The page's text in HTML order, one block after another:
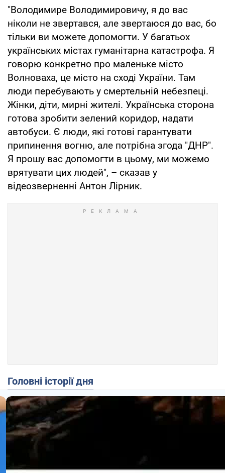
"Володимире Володимировичу, я до вас
ніколи не звертався, але звертаюся до вас, бо
тільки ви можете допомогти. У багатьох
українських містах гуманітарна катастрофа. Я
говорю конкретно про маленьке місто
Волноваха, це місто на сході України. Там
люди перебувають у смертельній небезпеці.
Жінки, діти, мирні жителі. Українська сторона
готова зробити зелений коридор, надати
автобуси. Є люди, які готові гарантувати
припинення вогню, але потрібна згода "ДНР".
Я прошу вас допомогти в цьому, ми можемо
врятувати цих людей", – сказав у
відеозверненні Антон Лірник.
Головні історії дня